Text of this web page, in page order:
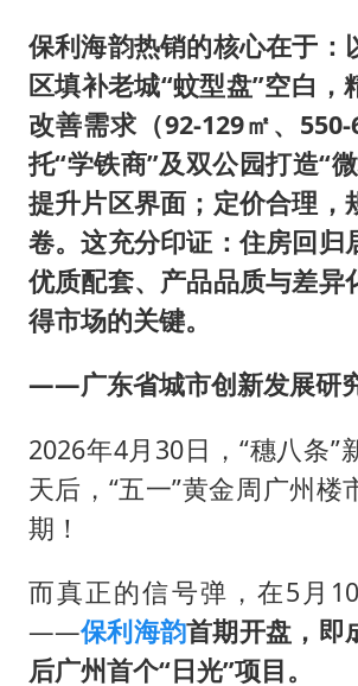
酒店回应车
黄金牛市回
杭州全市有
乐享全民健
保利海韵热销的核心在于：
区填补老城“蚊型盘”空白，
改善需求（92-129㎡、
托“学铁商”及双公园打造“
提升片区界面；定价合理，
卷。这充分印证：住房回归
优质配套、产品品质与差异
得市场的关键。
——广东省城市创新发展研
2026年4月30日，“穗八条”
天后，“五一”黄金周广州楼
期！
而真正的信号弹，在5月
——保利海韵首期开盘，即
后广州首个“日光”项目。